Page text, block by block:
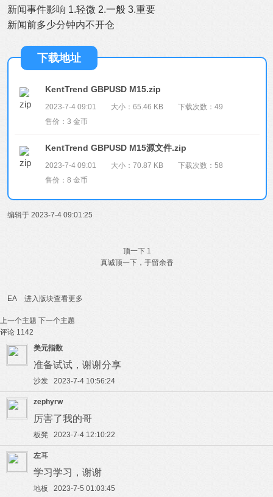
新闻事件影响 1.轻微 2.一般 3.重要
新闻前多少分钟内不开仓
下载地址
KentTrend GBPUSD M15.zip
2023-7-4 09:01 大小：65.46 KB
下载次数：49
售价：3 金币
KentTrend GBPUSD M15源文件.zip
2023-7-4 09:01 大小：70.87 KB
下载次数：58
售价：8 金币
编辑于 2023-7-4 09:01:25
顶一下 1
真诚顶一下，手留余香
EA 进入版块查看更多
上一个主题 下一个主题
评论 1142
美元指数
准备试试，谢谢分享
沙发 2023-7-4 10:56:24
zephyrw
厉害了我的哥
板凳 2023-7-4 12:10:22
左耳
学习学习，谢谢
地板 2023-7-5 01:03:45